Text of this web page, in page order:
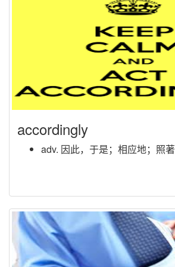
accordingly
adv. 因此，于是；相应地；照著